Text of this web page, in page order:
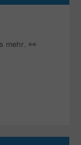
mehr. 👀